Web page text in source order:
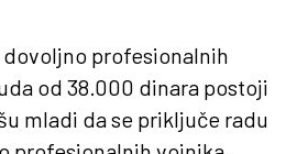
profesionalnih
od 38.000 dinara postoji
mladi da se priključe radu